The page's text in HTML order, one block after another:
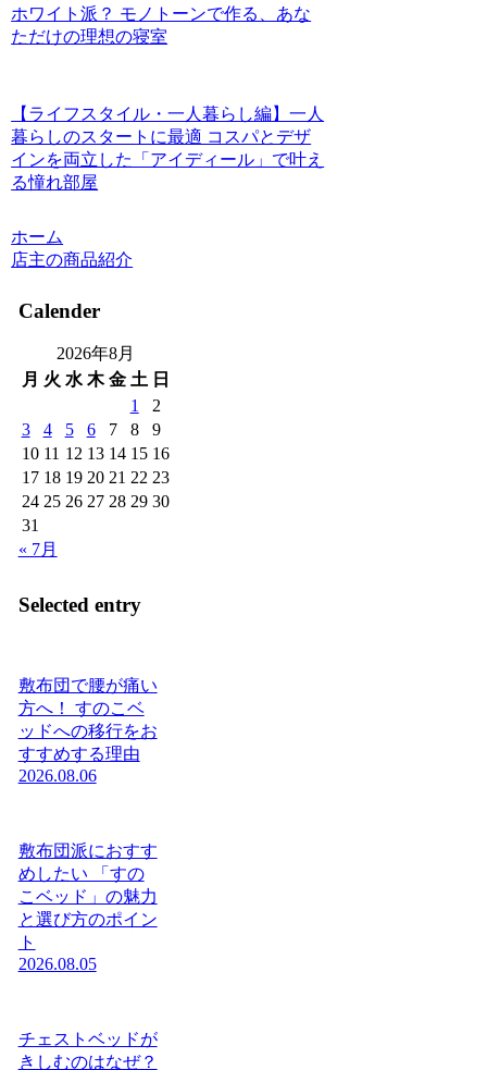
ホワイト派？ モノトーンで作る、あな
ただけの理想の寝室
【ライフスタイル・一人暮らし編】一人
暮らしのスタートに最適 コスパとデザ
インを両立した「アイディール」で叶え
る憧れ部屋
ホーム
店主の商品紹介
Calender
2026年8月
月 火 水 木 金 土 日
1
2
3
4 5 6 7 8
9
10 11 12 13 14 15 16
17 18 19 20 21 22 23
24 25 26 27 28 29 30
31
« 7月
Selected entry
敷布団で腰が痛い
方へ！ すのこベ
ッドへの移行をお
すすめする理由
2026.08.06
敷布団派におすす
めしたい 「すの
こベッド」の魅力
と選び方のポイン
ト
2026.08.05
チェストベッドが
きしむのはなぜ？